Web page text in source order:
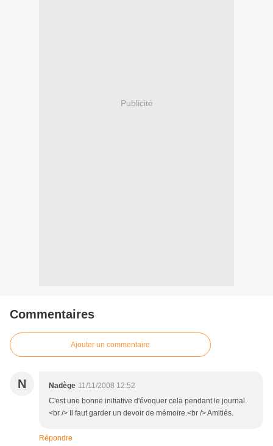
Publicité
Commentaires
Ajouter un commentaire
N Nadège 11/11/2008 12:52
C'est une bonne initiative d'évoquer cela pendant le journal.
<br /> Il faut garder un devoir de mémoire.<br /> Amitiés.
Répondre